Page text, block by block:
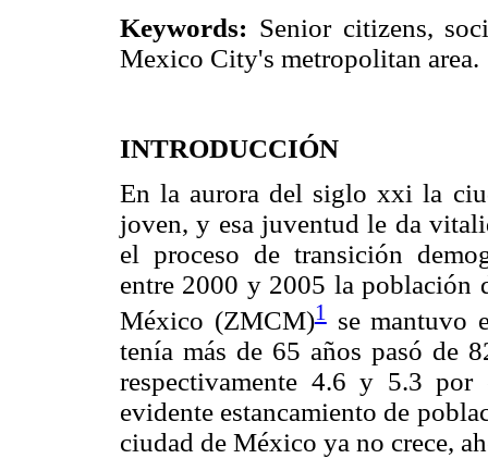
Keywords: Senior citizens,
Mexico City's metropolitan area.
INTRODUCCIÓN
En la aurora del siglo xxi la
joven, y esa juventud le da
el proceso de transición
entre 2000 y 2005 la población
México (ZMCM)1se mantuvo
tenía más de 65 años pasó de
respectivamente 4.6 y 5.3
evidente estancamiento de
ciudad de México ya no crece,